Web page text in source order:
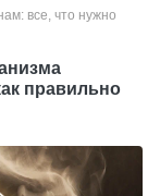
все, что нужно
правильно